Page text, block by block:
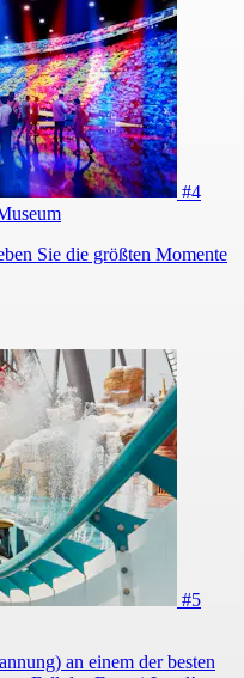
#4
Sie die größten Momente
#5
an einem der besten